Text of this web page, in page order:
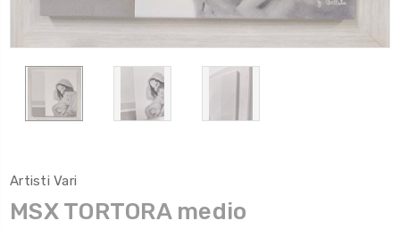
Artisti Vari
MSX TORTORA medio